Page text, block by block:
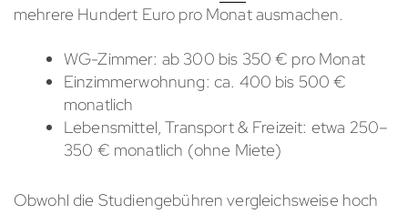
mehrere Hundert Euro pro Monat ausmachen.
WG-Zimmer: ab 300 bis 350 € pro Monat
Einzimmerwohnung: ca. 400 bis 500 €
monatlich
Lebensmittel, Transport & Freizeit: etwa 250–
350 € monatlich (ohne Miete)
Obwohl die Studiengebühren vergleichsweise hoch